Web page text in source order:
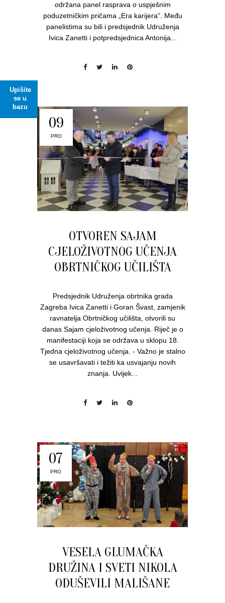
Upišite
se u
bazu
održana panel rasprava o uspješnim
poduzetničkim pričama „Era karijera“. Među
panelistima su bili i predsjednik Udruženja
Ivica Zanetti i potpredsjednica Antonija...
09
PRO
OTVOREN SAJAM
CJELOŽIVOTNOG UČENJA
OBRTNIČKOG UČILIŠTA
Predsjednik Udruženja obrtnika grada
Zagreba Ivica Zanetti i Goran Švast, zamjenik
ravnatelja Obrtničkog učilišta, otvorili su
danas Sajam cjeloživotnog učenja. Riječ je o
manifestaciji koja se održava u sklopu 18.
Tjedna cjeloživotnog učenja. - Važno je stalno
se usavršavati i težiti ka usvajanju novih
znanja. Uvijek...
07
PRO
VESELA GLUMAČKA
DRUŽINA I SVETI NIKOLA
ODUŠEVILI MALIŠANE